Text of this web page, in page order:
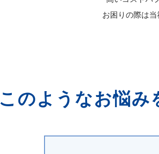
お困りの際は当
このようなお悩み